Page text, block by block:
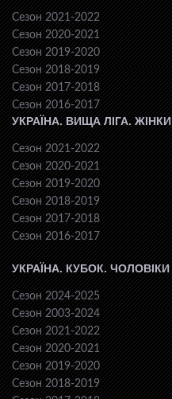
Сезон 2021-2022
Сезон 2020-2021
Сезон 2019-2020
Сезон 2018-2019
Сезон 2017-2018
Сезон 2016-2017
УКРАЇНА. ВИЩА ЛІГА. ЖІНКИ
Сезон 2021-2022
Сезон 2020-2021
Сезон 2019-2020
Сезон 2018-2019
Сезон 2017-2018
Сезон 2016-2017
УКРАЇНА. КУБОК. ЧОЛОВІКИ
Сезон 2024-2025
Сезон 2003-2024
Сезон 2021-2022
Сезон 2020-2021
Сезон 2019-2020
Сезон 2018-2019